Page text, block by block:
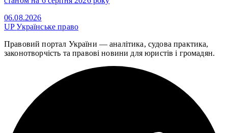
06.08.2026
UPУкраїнське право
Правовий портал України — аналітика, судова практика,
законотворчість та правові новини для юристів і громадян.